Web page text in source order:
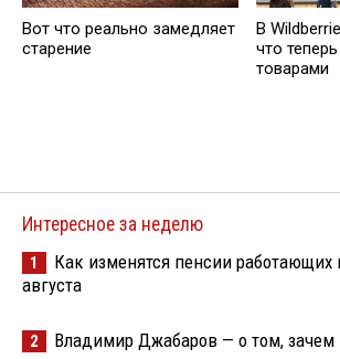
Вот что реально замедляет
старение
В
что
товарами
Интересное за неделю
1
Как изменятся пенсии работающих
августа
2 Владимир Джабаров — о том,